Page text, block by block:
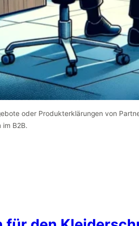
oder Produkterklärungen von
im B2B.